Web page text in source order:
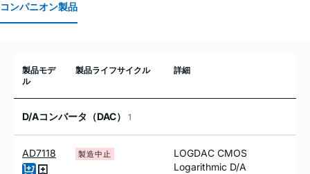
コンパニオン製品
製品モデ
ル
製品ライフサイクル 詳細
D/Aコンバータ（DAC） 1
AD7118 製造中止
LOGDAC CMOS
Logarithmic D/A